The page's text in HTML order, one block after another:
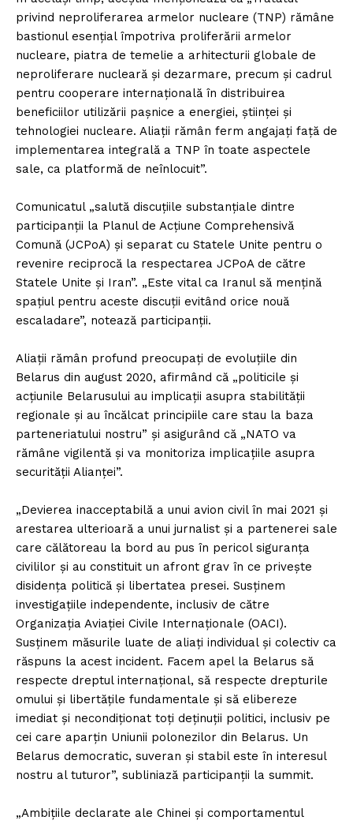
FREEDOM HOUSE ROMÂNIA
PRESShub
Proiecte editoriale
Rețea
Contact
privind neproliferarea armelor nucleare (TNP) rămâne
bastionul esenţial împotriva proliferării armelor
nucleare, piatra de temelie a arhitecturii globale de
neproliferare nucleară şi dezarmare, precum şi cadrul
pentru cooperare internaţională în distribuirea
beneficiilor utilizării paşnice a energiei, ştiinţei şi
tehnologiei nucleare. Aliaţii rămân ferm angajaţi faţă de
implementarea integrală a TNP în toate aspectele
sale, ca platformă de neînlocuit”.
Comunicatul „salută discuţiile substanţiale dintre
participanţii la Planul de Acţiune Comprehensivă
Comună (JCPoA) şi separat cu Statele Unite pentru o
revenire reciprocă la respectarea JCPoA de către
Statele Unite şi Iran”. „Este vital ca Iranul să menţină
spaţiul pentru aceste discuţii evitând orice nouă
escaladare”, notează participanţii.
Aliaţii rămân profund preocupaţi de evoluţiile din
Belarus din august 2020, afirmând că „politicile şi
acţiunile Belarusului au implicaţii asupra stabilităţii
regionale şi au încălcat principiile care stau la baza
parteneriatului nostru” şi asigurând că „NATO va
rămâne vigilentă şi va monitoriza implicaţiile asupra
securităţii Alianţei”.
„Devierea inacceptabilă a unui avion civil în mai 2021 şi
arestarea ulterioară a unui jurnalist şi a partenerei sale
care călătoreau la bord au pus în pericol siguranţa
civililor şi au constituit un afront grav în ce priveşte
disidenţa politică şi libertatea presei. Susţinem
investigaţiile independente, inclusiv de către
Organizaţia Aviaţiei Civile Internaţionale (OACI).
Susţinem măsurile luate de aliaţi individual şi colectiv ca
răspuns la acest incident. Facem apel la Belarus să
respecte dreptul internaţional, să respecte drepturile
omului şi libertăţile fundamentale şi să elibereze
imediat şi necondiţionat toţi deţinuţii politici, inclusiv pe
cei care aparţin Uniunii polonezilor din Belarus. Un
Belarus democratic, suveran şi stabil este în interesul
nostru al tuturor”, subliniază participanţii la summit.
„Ambiţiile declarate ale Chinei şi comportamentul